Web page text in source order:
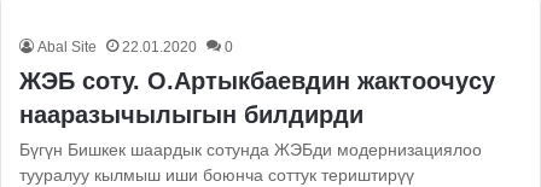
Abal Site 22.01.2020 0
ЖЭБ соту. О.Артыкбаевдин жактоочусу
нааразычылыгын билдирди
Бүгүн Бишкек шаардык сотунда ЖЭБди модернизациялоо
тууралуу кылмыш иши боюнча соттук териштирүү